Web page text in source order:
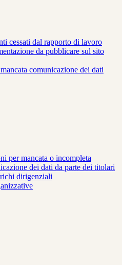
cessati dal rapporto di lavoro
da pubblicare sul sito
comunicazione dei dati
per mancata o incompleta
dei dati da parte dei titolari
dirigenziali